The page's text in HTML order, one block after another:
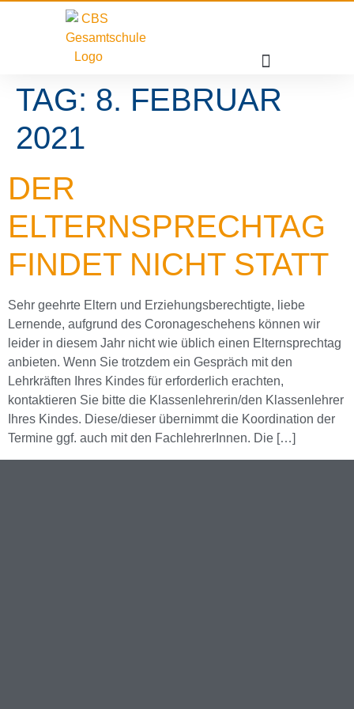
TAG: 8. FEBRUAR
2021
DER
ELTERNSPRECHTAG
FINDET NICHT STATT
Sehr geehrte Eltern und Erziehungsberechtigte, liebe
Lernende, aufgrund des Coronageschehens können wir
leider in diesem Jahr nicht wie üblich einen Elternsprechtag
anbieten. Wenn Sie trotzdem ein Gespräch mit den
Lehrkräften Ihres Kindes für erforderlich erachten,
kontaktieren Sie bitte die Klassenlehrerin/den Klassenlehrer
Ihres Kindes. Diese/dieser übernimmt die Koordination der
Termine ggf. auch mit den FachlehrerInnen. Die […]